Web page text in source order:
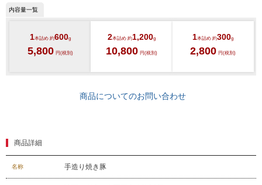
029-254-2441
1本詰め 約600g
5,800 円(税別)
2本詰め 約1,200g
10,800 円(税別)
1本詰め 約300g
2,800 円(税別)
商品についてのお問い合わせ
商品詳細
名称 手造り焼き豚